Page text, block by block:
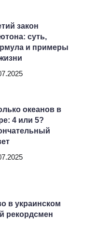
закон
суть,
и примеры
океанов в
4 или 5?
в украинском
рекордсмен